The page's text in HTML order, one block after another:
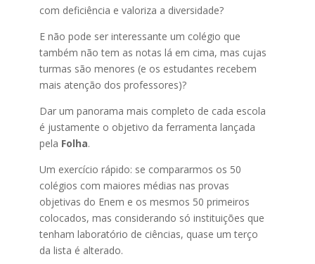
com deficiência e valoriza a diversidade?
E não pode ser interessante um colégio que
também não tem as notas lá em cima, mas cujas
turmas são menores (e os estudantes recebem
mais atenção dos professores)?
Dar um panorama mais completo de cada escola
é justamente o objetivo da ferramenta lançada
pela Folha.
Um exercício rápido: se compararmos os 50
colégios com maiores médias nas provas
objetivas do Enem e os mesmos 50 primeiros
colocados, mas considerando só instituições que
tenham laboratório de ciências, quase um terço
da lista é alterado.